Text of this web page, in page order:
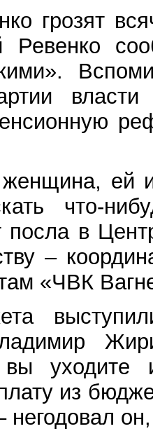
грозят
Ревенко
ей
что-
посла в
–
«ЧВК
уходите
из
негодовал